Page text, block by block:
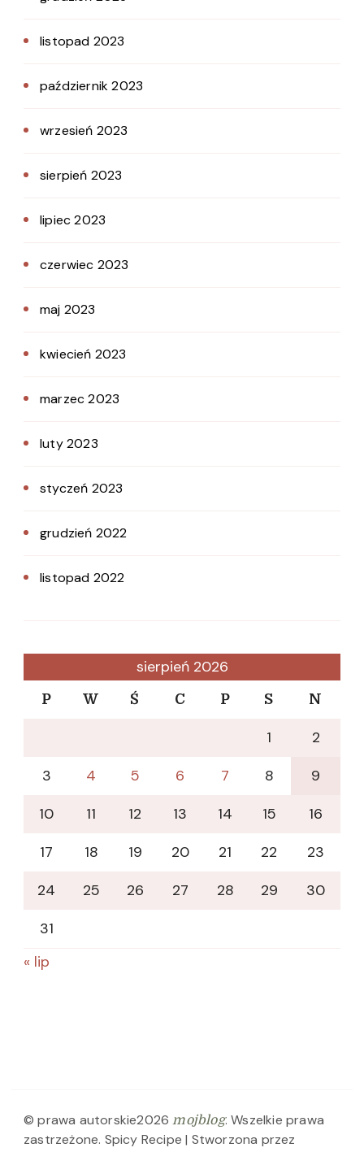
listopad 2023
październik 2023
wrzesień 2023
sierpień 2023
lipiec 2023
czerwiec 2023
maj 2023
kwiecień 2023
marzec 2023
luty 2023
styczeń 2023
grudzień 2022
listopad 2022
sierpień 2026
P W Ś C P S N
1
2
3
4 5 6 7 8
9
10
11 12 13 14 15
16
17
18 19 20 21 22
23
24
25 26 27 28 29
30
31
« lip
© prawa autorskie2026mojblog. Wszelkie prawa
zastrzeżone. Spicy Recipe | Stworzona przez